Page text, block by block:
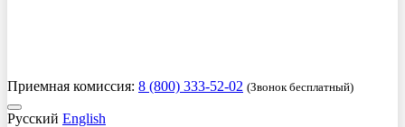
Приемная комиссия: 8 (800) 333-52-02 (Звонок бесплатный)
Русский English